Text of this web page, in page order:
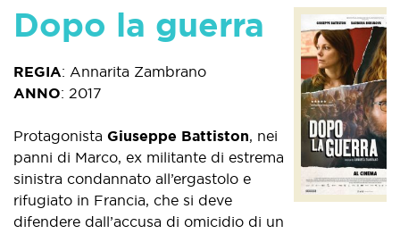
Dopo la guerra
REGIA: Annarita Zambrano
ANNO: 2017
Protagonista Giuseppe Battiston, nei
panni di Marco, ex militante di estrema
sinistra condannato all’ergastolo e
rifugiato in Francia, che si deve
difendere dall’accusa di omicidio di un